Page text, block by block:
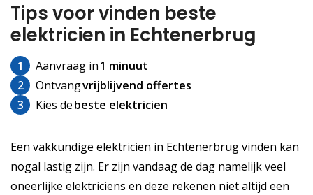
Tips voor vinden beste
elektricien in Echtenerbrug
1 Aanvraag in1 minuut
2
Ontvangvrijblijvend offertes
3
Kies debeste elektricien
Een vakkundige elektricien in Echtenerbrug vinden kan
nogal lastig zijn. Er zijn vandaag de dag namelijk veel
oneerlijke elektriciens en deze rekenen niet altijd een